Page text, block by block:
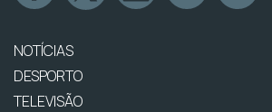
NOTÍCIAS
DESPORTO
TELEVISÃO